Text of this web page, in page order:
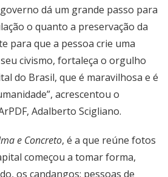
dá um grande passo para
o quanto a preservação da
para que a pessoa crie uma
civismo, fortaleça o orgulho
do Brasil, que é maravilhosa e é
acrescentou o
Adalberto Scigliano.
e Concreto, é a que reúne fotos
começou a tomar forma,
os candangos: pessoas de